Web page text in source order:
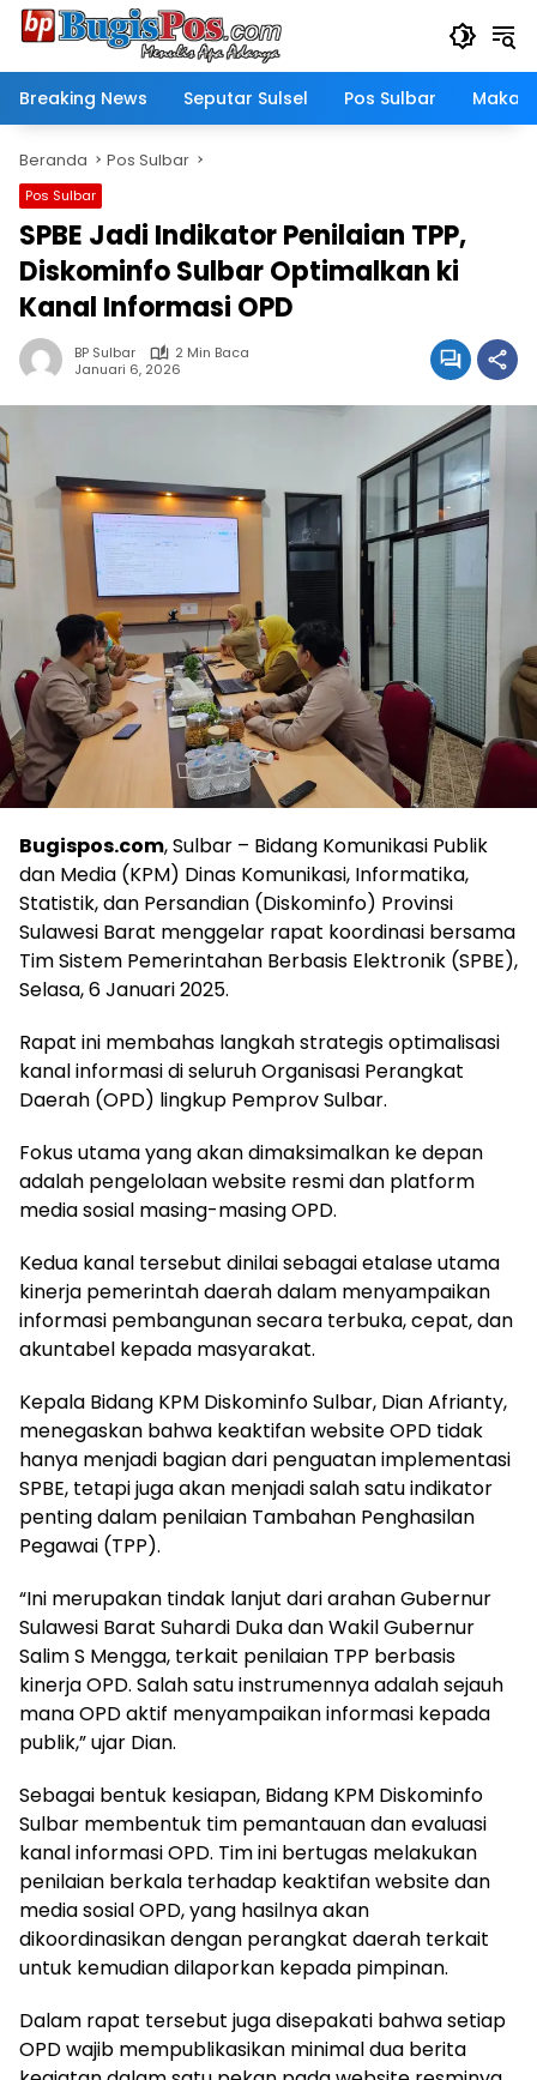
Langsung
Breaking News
Seputar Sulsel Pos Sulbar
Beranda Pos Sulbar
Pos Sulbar
SPBE Jadi Indikator Penilaian TPP,
Diskominfo Sulbar Optimalkan ki
Kanal Informasi OPD
BP Sulbar
2 Min Baca
Januari 6, 2026
Bugispos.com, Sulbar – Bidang Komunikasi Publik
dan Media (KPM) Dinas Komunikasi, Informatika,
Statistik, dan Persandian (Diskominfo) Provinsi
Sulawesi Barat menggelar rapat koordinasi bersama
Tim Sistem Pemerintahan Berbasis Elektronik (SPBE),
Selasa, 6 Januari 2025.
Rapat ini membahas langkah strategis optimalisasi
kanal informasi di seluruh Organisasi Perangkat
Daerah (OPD) lingkup Pemprov Sulbar.
Fokus utama yang akan dimaksimalkan ke depan
adalah pengelolaan website resmi dan platform
media sosial masing-masing OPD.
Kedua kanal tersebut dinilai sebagai etalase utama
kinerja pemerintah daerah dalam menyampaikan
informasi pembangunan secara terbuka, cepat, dan
akuntabel kepada masyarakat.
Kepala Bidang KPM Diskominfo Sulbar, Dian Afrianty,
menegaskan bahwa keaktifan website OPD tidak
hanya menjadi bagian dari penguatan implementasi
SPBE, tetapi juga akan menjadi salah satu indikator
penting dalam penilaian Tambahan Penghasilan
Pegawai (TPP).
“Ini merupakan tindak lanjut dari arahan Gubernur
Sulawesi Barat Suhardi Duka dan Wakil Gubernur
Salim S Mengga, terkait penilaian TPP berbasis
kinerja OPD. Salah satu instrumennya adalah sejauh
mana OPD aktif menyampaikan informasi kepada
publik,” ujar Dian.
Sebagai bentuk kesiapan, Bidang KPM Diskominfo
Sulbar membentuk tim pemantauan dan evaluasi
kanal informasi OPD. Tim ini bertugas melakukan
penilaian berkala terhadap keaktifan website dan
media sosial OPD, yang hasilnya akan
dikoordinasikan dengan perangkat daerah terkait
untuk kemudian dilaporkan kepada pimpinan.
Dalam rapat tersebut juga disepakati bahwa setiap
OPD wajib mempublikasikan minimal dua berita